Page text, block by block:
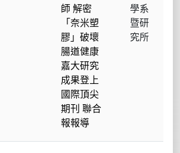
師 解密
「奈米塑
膠」破壞
腸道健康
嘉大研究
成果登上
國際頂尖
期刊 聯合
報報導
學系
暨研
究所